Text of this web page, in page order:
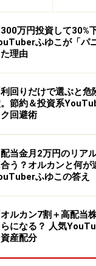
年。テレビ関連の
レビ」として出発
はなく、光電子（
指す方針に転換。
、真空管製造にお
技術開発に没頭。
「光電子増倍管」で
医用機器から産業
界で使われており
独占しています。
同社の光電子増倍
プの評価を得てい
社だけが製造でき
300万円投資して
ふゆこが「パ
理由
利回りだけで選ぶと
節約＆投資系
回避術
配当金月2万円のリア
う？オルカンと何が
ふゆこの答え
オルカン7割＋高配当
らになる？ 人気
産配分